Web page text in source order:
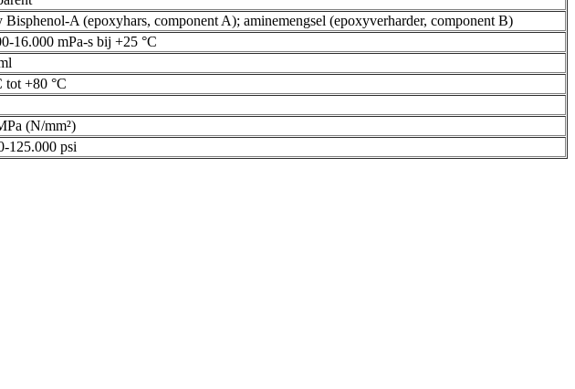
Bisphenol-A (epoxyhars, component A); aminemengsel (epoxyverharder, component B)
16.000 mPa-s bij +25 °C
tot +80 °C
(N/mm²)
125.000 psi